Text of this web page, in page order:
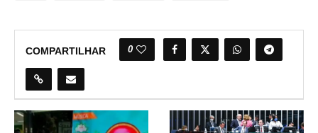
COMPARTILHAR 0